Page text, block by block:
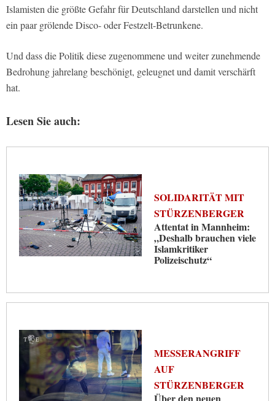
Islamisten die größte Gefahr für Deutschland darstellen und nicht
ein paar grölende Disco- oder Festzelt-Betrunkene.
Und dass die Politik diese zugenommene und weiter zunehmende
Bedrohung jahrelang beschönigt, geleugnet und damit verschärft
hat.
Lesen Sie auch:
SOLIDARITÄT MIT
STÜRZENBERGER
Attentat in Mannheim:
„Deshalb brauchen viele
Islamkritiker
Polizeischutz“
MESSERANGRIFF
AUF
STÜRZENBERGER